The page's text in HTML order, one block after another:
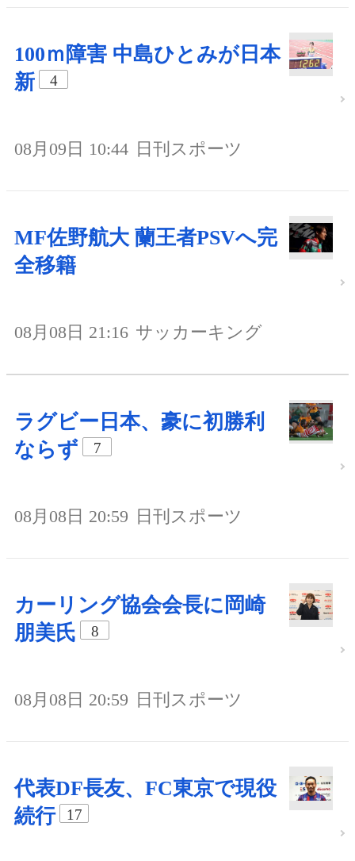
100ｍ障害 中島ひとみが日本
新
4
08月09日 10:44 日刊スポーツ
MF佐野航大 蘭王者PSVへ完
全移籍
08月08日 21:16 サッカーキング
ラグビー日本、豪に初勝利
ならず
7
08月08日 20:59 日刊スポーツ
カーリング協会会長に岡崎
朋美氏
8
08月08日 20:59 日刊スポーツ
代表DF長友、FC東京で現役
続行
17